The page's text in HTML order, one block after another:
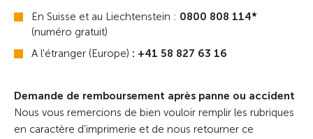
En Suisse et au Liechtenstein : 0800 808 114*
(numéro gratuit)
A l'étranger (Europe) : +41 58 827 63 16
Demande de remboursement après panne ou accident
Nous vous remercions de bien vouloir remplir les rubriques
en caractère d’imprimerie et de nous retourner ce